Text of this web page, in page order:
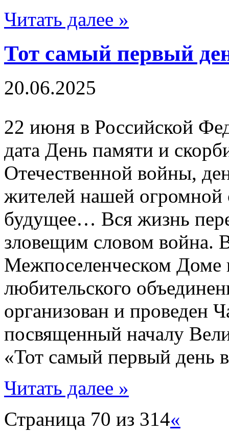
Читать далее »
Тот самый первый
20.06.2025
22 июня в Российской
дата День памяти и
Отечественной войны,
жителей нашей огромной
будущее… Вся жизнь
зловещим словом война.
Межпоселенческом Доме
любительского
организован и проведен
посвященный началу
«Тот самый первый
Читать далее »
Страница 70 из 314«